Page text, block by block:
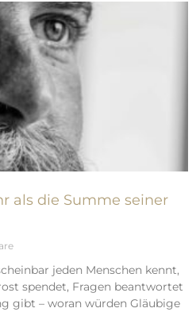
als die Summe seiner
jeden Menschen kennt,
spendet, Fragen beantwortet
gibt – woran würden Gläubige